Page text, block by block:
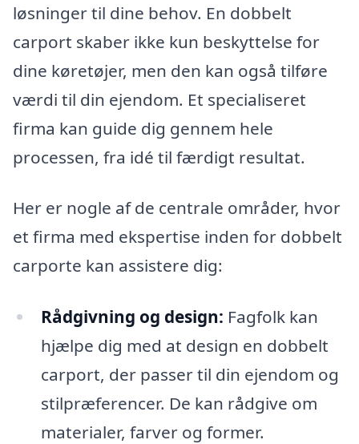
løsninger til dine behov. En dobbelt
carport skaber ikke kun beskyttelse for
dine køretøjer, men den kan også tilføre
værdi til din ejendom. Et specialiseret
firma kan guide dig gennem hele
processen, fra idé til færdigt resultat.
Her er nogle af de centrale områder, hvor
et firma med ekspertise inden for dobbelt
carporte kan assistere dig:
Rådgivning og design: Fagfolk kan
hjælpe dig med at design en dobbelt
carport, der passer til din ejendom og
stilpræferencer. De kan rådgive om
materialer, farver og former.